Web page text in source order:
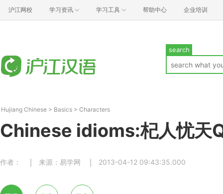
沪江网校 学习资讯 学习工具 帮助中心 企业培训
search
Hujiang Chinese > Basics > Characters
Chinese idioms:杞人忧天
作者： 来源：易学网 2013-04-12 09:43:35.000